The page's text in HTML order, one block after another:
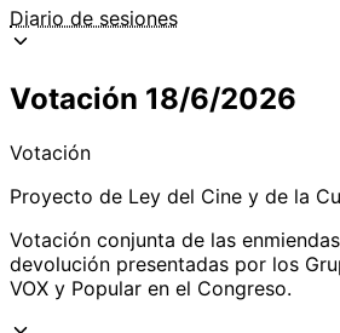
Diario de sesiones
Votación 18/6/2026
Votación
Proyecto de Ley del Cine y de la
Votación conjunta de las
devolución presentadas por los
VOX y Popular en el Congreso.